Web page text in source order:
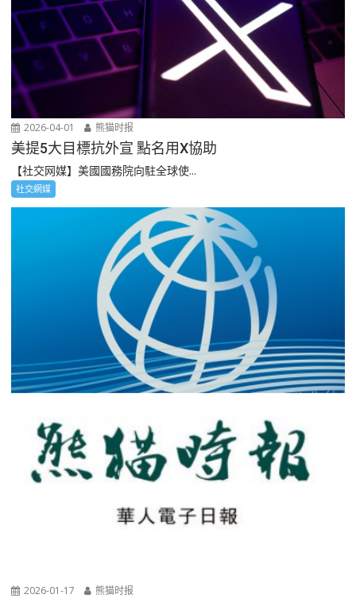
2026-04-01 熊猫时报
美提5大目標抗外宣 點名用X協助
【社交网媒】美國國務院向駐全球使...
社交網媒
2026-01-17 熊猫时报